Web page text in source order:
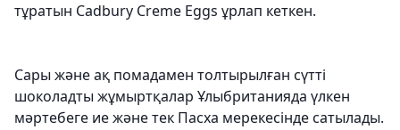
тұратын Cadbury Creme Eggs ұрлап кеткен.
Сары және ақ помадамен толтырылған сүтті
шоколадты жұмыртқалар Ұлыбританияда үлкен
мәртебеге ие және тек Пасха мерекесінде сатылады.